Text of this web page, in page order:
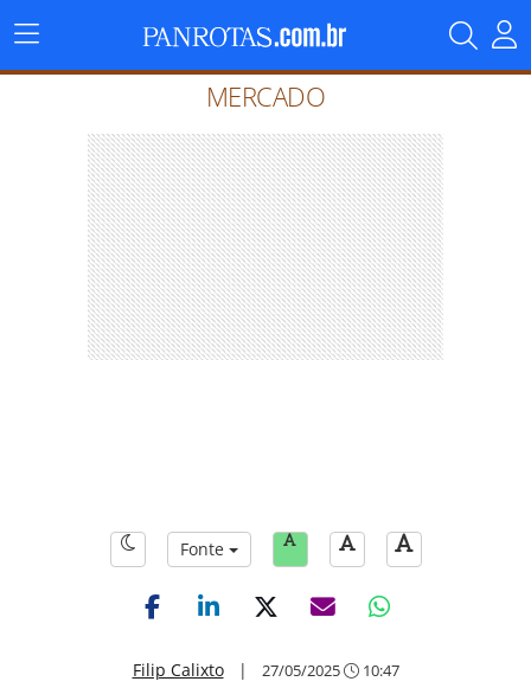
Menu
Principal
MERCADO
Fonte
Filip Calixto| 27/05/2025 10:47